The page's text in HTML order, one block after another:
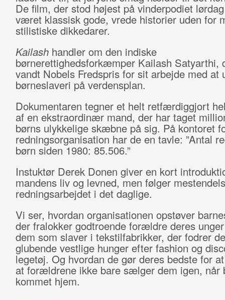
De film, der stod højest på vinderpodiet
været klassisk gode, vrede historier uden for
stilistiske dikkedarer.
Kailash handler om den indiske
børnerettighedsforkæmper Kailash Satyarthi,
vandt Nobels Fredspris for sit arbejde med at
børneslaveri på verdensplan.
Dokumentaren tegner et helt retfærdiggjort
af en ekstraordinær mand, der har taget
børns ulykkelige skæbne på sig. På kontoret
redningsorganisation har de en tavle: ”Antal
børn siden 1980: 85.506.”
Instuktør Derek Donen giver en kort
mandens liv og levned, men følger mestendels
redningsarbejdet i det daglige.
Vi ser, hvordan organisationen opstøver
der fralokker godtroende forældre deres
dem som slaver i tekstilfabrikker, der fodrer
glubende vestlige hunger efter fashion og
legetøj. Og hvordan de gør deres bedste for
at forældrene ikke bare sælger dem igen, når
kommet hjem.